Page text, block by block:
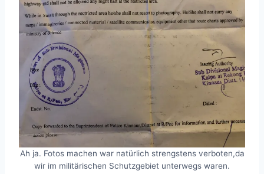
Ah ja. Fotos machen war natürlich strengstens verboten,da
wir im militärischen Schutzgebiet unterwegs waren.